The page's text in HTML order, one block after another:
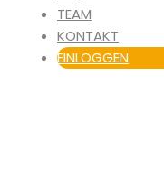
TEAM
KONTAKT
EINLOGGEN